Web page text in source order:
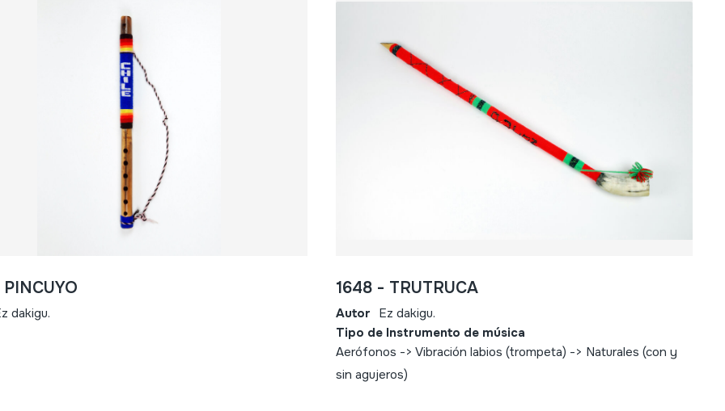
dakigu.
1648 - TRUTRUCA
Autor Ez dakigu.
Tipo de Instrumento de música
Aerófonos -> Vibración labios (trompeta) -> Naturales (con y
sin agujeros)